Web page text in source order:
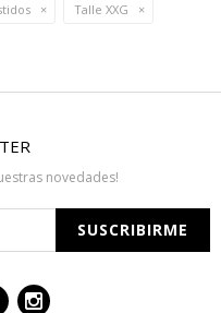
Talle XXG
novedades!
SUSCRIBIRME
